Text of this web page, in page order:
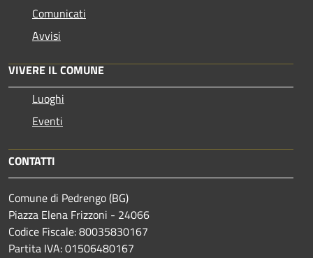
Comunicati
Avvisi
VIVERE IL COMUNE
Luoghi
Eventi
CONTATTI
Comune di Pedrengo (BG)
Piazza Elena Frizzoni - 24066
Codice Fiscale: 80035830167
Partita IVA: 01506480167